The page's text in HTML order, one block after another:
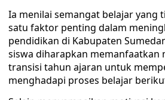
Ia menilai semangat belajar yang
satu faktor penting dalam
pendidikan di Kabupaten
siswa diharapkan memanfaatkan
transisi tahun ajaran untuk
menghadapi proses belajar